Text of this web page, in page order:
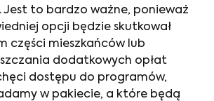
Jest to bardzo ważne, ponieważ
opcji będzie skutkował
części mieszkańców lub
dodatkowych opłat
dostępu do programów,
w pakiecie, a które będą